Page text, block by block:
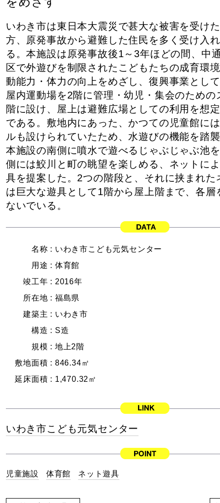
いわき市は東日本大震災で甚大な被害を受け
方、原発事故から避難した住民を多く受け入
る。本施設は原発事故後1～3年ほどの間、中
区で外遊びを制限されたこどもたちの成育環
動能力・体力の向上をめざし、復興事業とし
屋内運動場を2階に管理・幼児・集会のための
階に設け、屋上は避難広場としての利用を想
である。敷地内にあった、かつての児童館に
ルも設けられていたため、水遊びの機能を踏
本施設の南側に噴水で遊べるじゃぶじゃぶ池
側には鮫川と町の眺望を楽しめる、ネットに
具を提案した。2つの階段と、それに挟まれた
は巨大な遊具として1階から屋上階まで、各層
ないでいる。
名称 : いわき市こども元気センター
用途 : 体育館
竣工年 : 2016年
所在地 : 福島県
建築主 : いわき市
構造 : S造
規模 : 地上2階
敷地面積 : 846.34㎡
延床面積 : 1,470.32㎡
いわき市こども元気センター
児童施設 体育館 ネット遊具